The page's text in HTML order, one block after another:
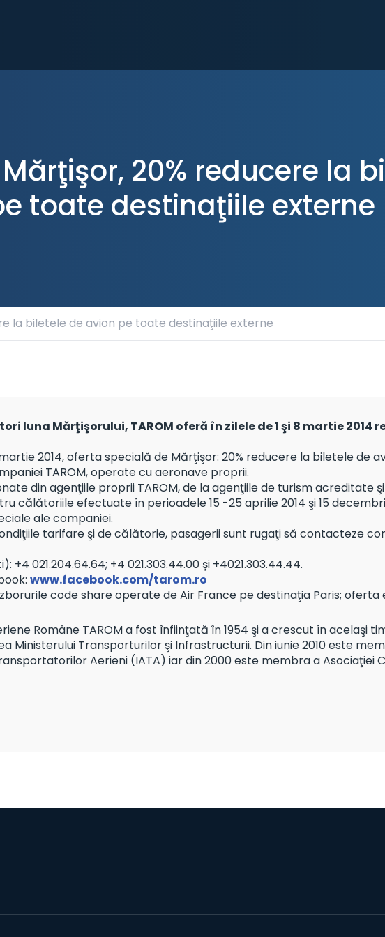
20% reducere la
toate destinaţiile externe
la biletele de avion pe toate destinaţiile externe
luna Mărţişorului, TAROM oferă în zilele de 1 şi 8 martie 2014
2014, oferta specială de Mărţişor: 20% reducere la biletele de
TAROM, operate cu aeronave proprii.
din agenţiile proprii TAROM, de la agenţiile de turism acreditate
călătoriile efectuate în perioadele 15 -25 aprilie 2014 şi 15
ale companiei.
tarifare şi de călătorie, pasagerii sunt rugaţi să contacteze
021.204.64.64; +4 021.303.44.00 și +4021.303.44.44.
www.facebook.com/tarom.ro
code share operate de Air France pe destinaţia Paris; oferta
Române TAROM a fost înfiinţată în 1954 şi a crescut în acelaşi
Transporturilor şi Infrastructurii. Din iunie 2010 este
Aerieni (IATA) iar din 2000 este membra a Asociaţiei